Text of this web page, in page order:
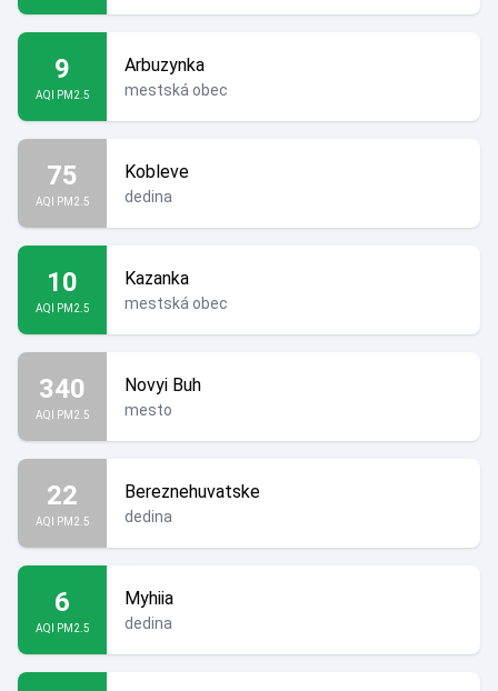
9
AQI PM2.5
Arbuzynka
mestská obec
75
AQI PM2.5
Kobleve
dedina
10
AQI PM2.5
Kazanka
mestská obec
340
AQI PM2.5
Novyi Buh
mesto
22
AQI PM2.5
Bereznehuvatske
dedina
6
AQI PM2.5
Myhiia
dedina